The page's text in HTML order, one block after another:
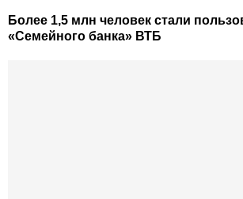
Более 1,5 млн человек стали
«Семейного банка» ВТБ